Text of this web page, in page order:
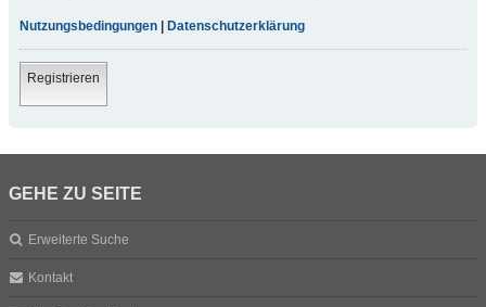
Nutzungsbedingungen Datenschutzerklärung
Registrieren
GEHE ZU SEITE
Erweiterte Suche
Kontakt